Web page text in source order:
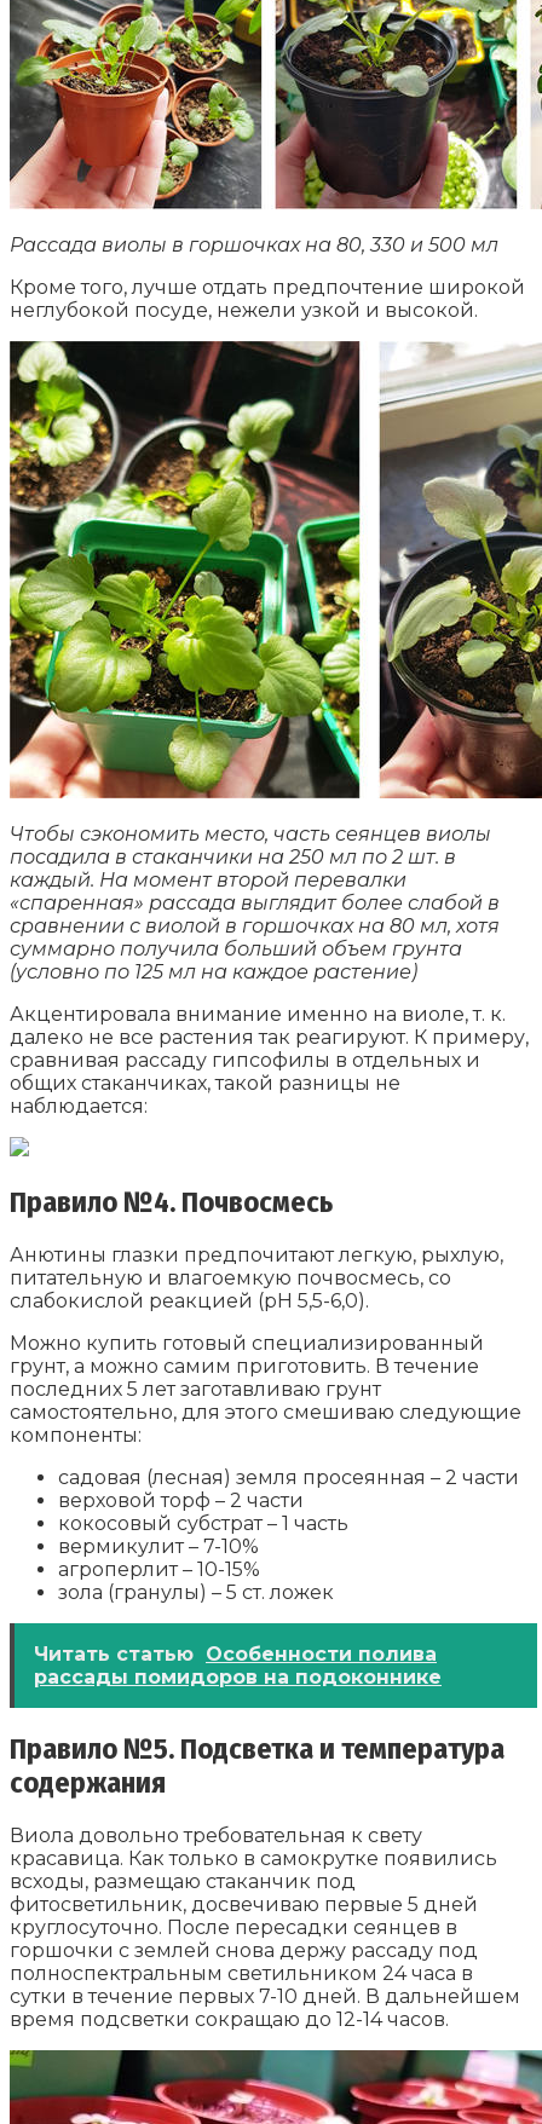
Рассада виолы в горшочках на 80, 330 и 500 мл
Кроме того, лучше отдать предпочтение широкой
неглубокой посуде, нежели узкой и высокой.
Чтобы сэкономить место, часть сеянцев виолы
посадила в стаканчики на 250 мл по 2 шт. в
каждый. На момент второй перевалки
«спаренная» рассада выглядит более слабой в
сравнении с виолой в горшочках на 80 мл, хотя
суммарно получила больший объем грунта
(условно по 125 мл на каждое растение)
Акцентировала внимание именно на виоле, т. к.
далеко не все растения так реагируют. К примеру,
сравнивая рассаду гипсофилы в отдельных и
общих стаканчиках, такой разницы не
наблюдается:
Правило №4. Почвосмесь
Анютины глазки предпочитают легкую, рыхлую,
питательную и влагоемкую почвосмесь, со
слабокислой реакцией (pH 5,5-6,0).
Можно купить готовый специализированный
грунт, а можно самим приготовить. В течение
последних 5 лет заготавливаю грунт
самостоятельно, для этого смешиваю следующие
компоненты:
садовая (лесная) земля просеянная – 2 части
верховой торф – 2 части
кокосовый субстрат – 1 часть
вермикулит – 7-10%
агроперлит – 10-15%
зола (гранулы) – 5 ст. ложек
Читать статью Особенности полива
рассады помидоров на подоконнике
Правило №5. Подсветка и температура
содержания
Виола довольно требовательная к свету
красавица. Как только в самокрутке появились
всходы, размещаю стаканчик под
фитосветильник, досвечиваю первые 5 дней
круглосуточно. После пересадки сеянцев в
горшочки с землей снова держу рассаду под
полноспектральным светильником 24 часа в
сутки в течение первых 7-10 дней. В дальнейшем
время подсветки сокращаю до 12-14 часов.